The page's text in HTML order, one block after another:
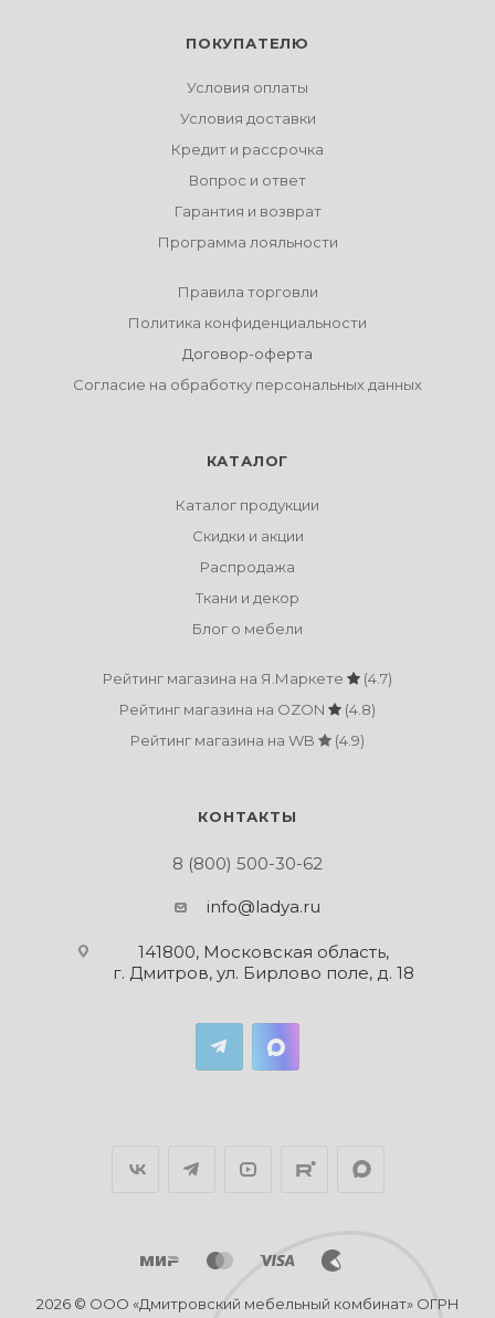
ПОКУПАТЕЛЮ
Условия оплаты
Условия доставки
Кредит и рассрочка
Вопрос и ответ
Гарантия и возврат
Программа лояльности
Правила торговли
Политика конфиденциальности
Договор-оферта
Согласие на обработку персональных данных
КАТАЛОГ
Каталог продукции
Скидки и акции
Распродажа
Ткани и декор
Блог о мебели
Рейтинг магазина на Я.Маркете
(4.7)
Рейтинг магазина на OZON
(4.8)
Рейтинг магазина на WB
(4.9)
КОНТАКТЫ
8 (800) 500-30-62
info@ladya.ru
141800, Московская область,
г. Дмитров, ул. Бирлово поле, д. 18
2026 © ООО «Дмитровский мебельный комбинат» ОГРН